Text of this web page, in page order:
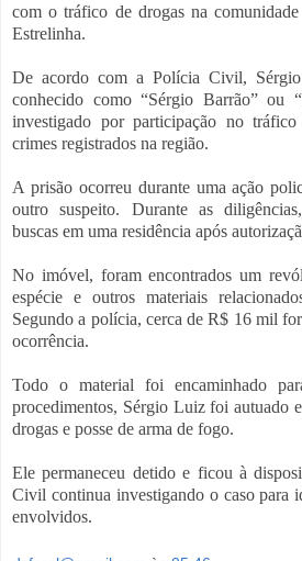
com o tráfico de drogas na
Estrelinha.
De acordo com a Polícia Civil,
conhecido como “Sérgio Barrão” ou
investigado por participação no
crimes registrados na região.
A prisão ocorreu durante uma ação
outro suspeito. Durante as
buscas em uma residência após
No imóvel, foram encontrados um
espécie e outros materiais
Segundo a polícia, cerca de R$ 16 mil
ocorrência.
Todo o material foi encaminhado
procedimentos, Sérgio Luiz foi autuado
drogas e posse de arma de fogo.
Ele permaneceu detido e ficou à
Civil continua investigando o caso para
envolvidos.